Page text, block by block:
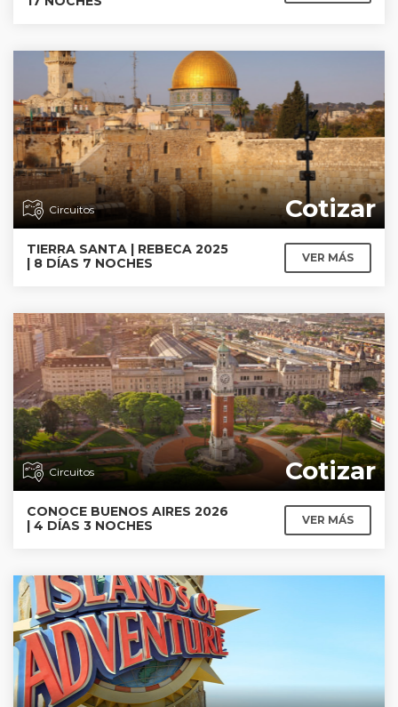
Circuitos Cotizar
TIERRA SANTA | REBECA 2025
| 8 DÍAS 7 NOCHES
VER MÁS
Circuitos Cotizar
CONOCE BUENOS AIRES 2026
| 4 DÍAS 3 NOCHES
VER MÁS